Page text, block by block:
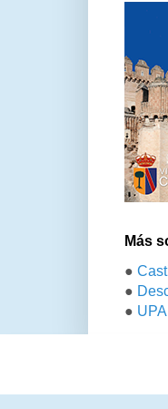
Más
●
●
●